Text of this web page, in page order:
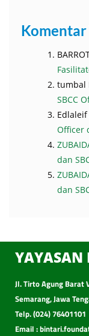
tumbal
SBCC
Officer
dan
dan
YAYASAN
Jl. Tirto Agung Barat
Semarang, Jawa
Telp. (024) 76401101
Email :